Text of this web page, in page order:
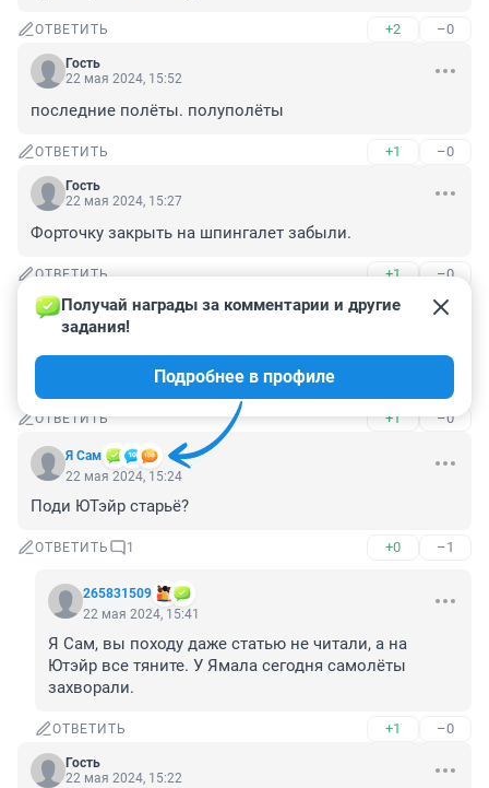
ОТВЕТИТЬ +2 –0
Гость
22 мая 2024, 15:52
последние полёты. полуполёты
ОТВЕТИТЬ +1 –0
Гость
22 мая 2024, 15:27
Форточку закрыть на шпингалет забыли.
ОТВЕТИТЬ +1 –0
Гость
22 мая 2024, 15:27
В.В. Путин обещал, но если не справится, то сам сядет
за штурвал, как настоящий офицер!
ОТВЕТИТЬ +1 –0
Я Сам
Получай награды за комментарии и другие
задания!
Подробнее в профиле
22 мая 2024, 15:24
Поди ЮТэйр старьё?
ОТВЕТИТЬ 1 +0 –1
265831509
22 мая 2024, 15:41
Я Сам, вы походу даже статью не читали, а на
Ютэйр все тяните. У Ямала сегодня самолёты
захворали.
ОТВЕТИТЬ +1 –0
Гость
22 мая 2024, 15:22